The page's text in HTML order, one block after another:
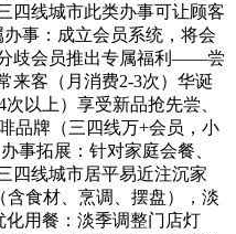
四线城市此类办事可让顾客
事：成立会员系统，将会
歧会员推出专属福利——尝
来客（月消费2-3次）华诞
以上）享受新品抢先尝、
品牌（三四线万+会员，小
事拓展：针对家庭会餐、
四线城市居平易近注沉家
含食材、烹调、摆盘），淡
化用餐：淡季调整门店灯